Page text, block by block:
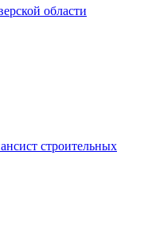
области
строительных